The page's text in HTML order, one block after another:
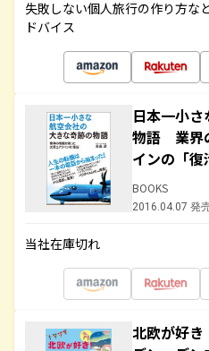
失敗しない個人旅行の作り方な
ドバイス
日本一小
物語 業界
インの「復
BOOKS
2016.04.07 発
当社在庫切れ
北欧が好き